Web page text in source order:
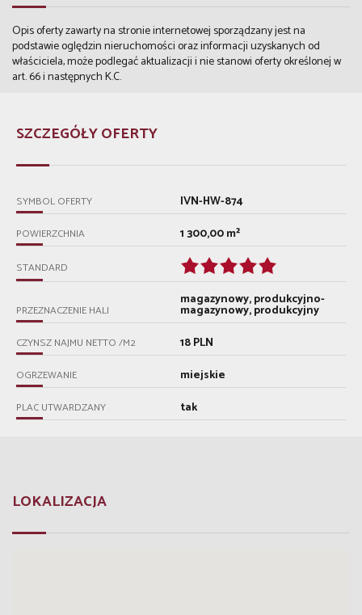
Opis oferty zawarty na stronie internetowej sporządzany jest na
podstawie oględzin nieruchomości oraz informacji uzyskanych od
właściciela, może podlegać aktualizacji i nie stanowi oferty określonej w
art. 66 i następnych K.C.
SZCZEGÓŁY OFERTY
SYMBOL OFERTY IVN-HW-874
POWIERZCHNIA 1 300,00 m²
STANDARD
PRZEZNACZENIE HALI
magazynowy, produkcyjno-
magazynowy, produkcyjny
CZYNSZ NAJMU NETTO /M2 18 PLN
OGRZEWANIE miejskie
PLAC UTWARDZANY tak
LOKALIZACJA